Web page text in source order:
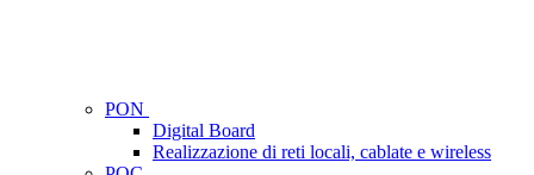
PON
Digital Board
Realizzazione di reti locali, cablate e wireless